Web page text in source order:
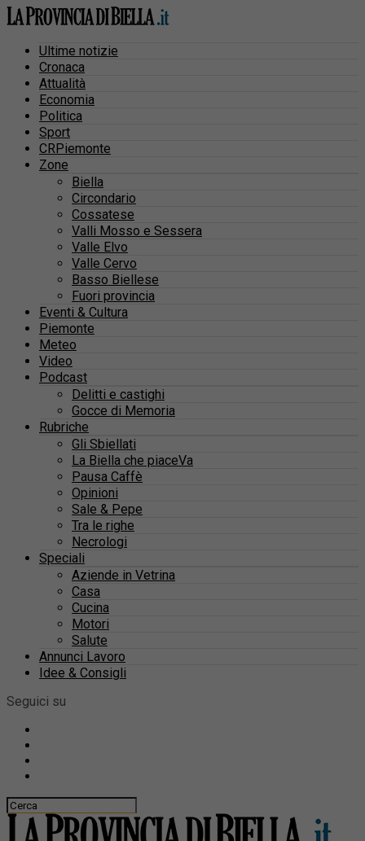
Ultime notizie
Cronaca
Attualità
Economia
Politica
Sport
CRPiemonte
Zone
Biella
Circondario
Cossatese
Valli Mosso e Sessera
Valle Elvo
Valle Cervo
Basso Biellese
Fuori provincia
Eventi & Cultura
Piemonte
Meteo
Video
Podcast
Delitti e castighi
Gocce di Memoria
Rubriche
Gli Sbiellati
La Biella che piaceVa
Pausa Caffè
Opinioni
Sale & Pepe
Tra le righe
Necrologi
Speciali
Aziende in Vetrina
Casa
Cucina
Motori
Salute
Annunci Lavoro
Idee & Consigli
Seguici su